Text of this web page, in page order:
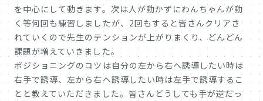
を中心にして動きます。次は人が動かずにわんちゃんが動
く等何回も練習しましたが、2回もすると皆さんクリアさ
れていくので先生のテンションが上がりまくり、どんどん
課題が増えていきました。
ポジショニングのコツは自分の左から右へ誘導したい時は
右手で誘導、左から右へ誘導したい時は左手で誘導するこ
とと教えていただきました。皆さんどうしても手が逆だっ